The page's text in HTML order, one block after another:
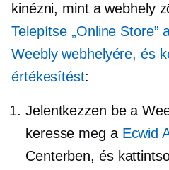
kinézni, mint a webhely
Telepítse „Online Store”
Weebly webhelyére, és
értékesítést:
Jelentkezzen be a
keresse meg a Ecwid
Centerben, és